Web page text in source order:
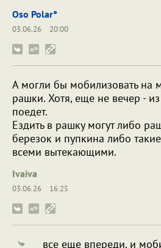
Oso Polar°
03.06.26
20:00
А могли бы мобилизовать на
рашки. Хотя, еще не вечер -
поедет.
Ездить в рашку могут либо
березок и пупкина либо
всеми вытекающими.
Ivaiva
03.06.26
16:25
все еще впереди. и